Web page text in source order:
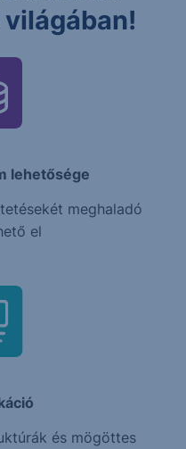
lehetősége
meghaladó
el
és mögöttes